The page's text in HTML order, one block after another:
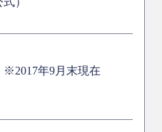
※2017年9月末現在